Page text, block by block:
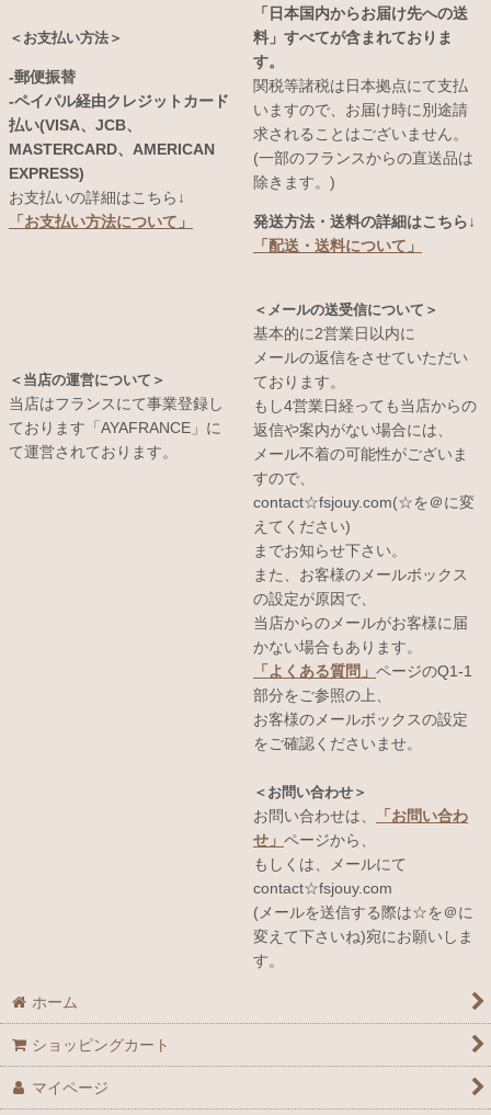
＜お支払い方法＞
-郵便振替
-ペイパル経由クレジットカード
払い(VISA、JCB、
MASTERCARD、AMERICAN
EXPRESS)
お支払いの詳細はこちら↓
「お支払い方法について」
＜当店の運営について＞
当店はフランスにて事業登録し
ております「AYAFRANCE」に
て運営されております。
「日本国内からお届け先への送
料」すべてが含まれておりま
す。
関税等諸税は日本拠点にて支払
いますので、お届け時に別途請
求されることはございません。
(一部のフランスからの直送品は
除きます。)
発送方法・送料の詳細はこちら↓
「配送・送料について」
＜メールの送受信について＞
基本的に2営業日以内に
メールの返信をさせていただい
ております。
もし4営業日経っても当店からの
返信や案内がない場合には、
メール不着の可能性がございま
すので、
contact☆fsjouy.com(☆を＠に変
えてください)
までお知らせ下さい。
また、お客様のメールボックス
の設定が原因で、
当店からのメールがお客様に届
かない場合もあります。
「よくある質問」 ページのQ1-1
部分をご参照の上、
お客様のメールボックスの設定
をご確認くださいませ。
＜お問い合わせ＞
お問い合わせは、
「お問い合わ
せ」 ページから、
もしくは、メールにて
contact☆fsjouy.com
(メールを送信する際は☆を＠に
変えて下さいね)宛にお願いしま
す。
ホーム
ショッピングカート
マイページ